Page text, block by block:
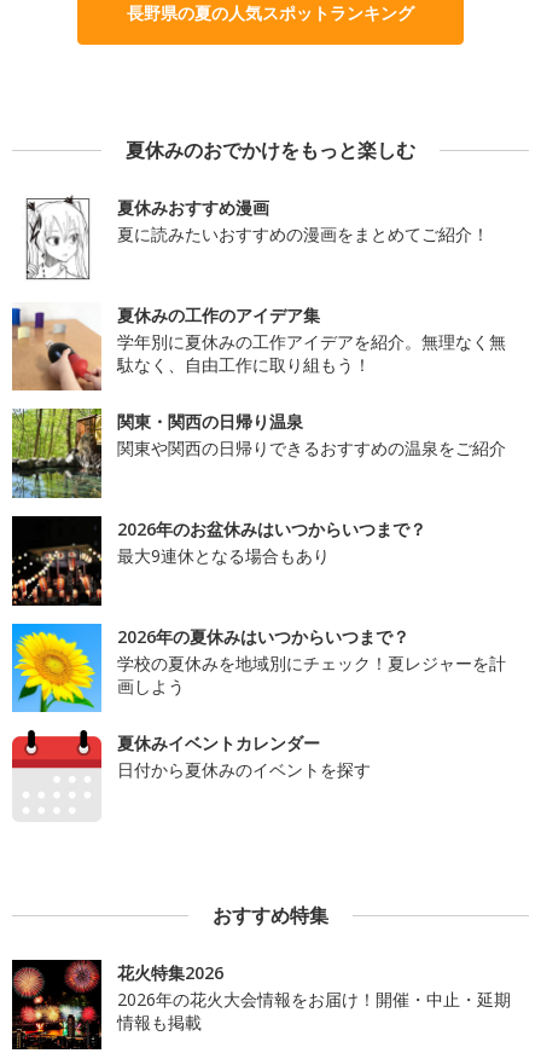
長野県の夏の人気スポットランキング
夏休みのおでかけをもっと楽しむ
夏休みおすすめ漫画
夏に読みたいおすすめの漫画をまとめてご紹介！
夏休みの工作のアイデア集
学年別に夏休みの工作アイデアを紹介。無理なく無
駄なく、自由工作に取り組もう！
関東・関西の日帰り温泉
関東や関西の日帰りできるおすすめの温泉をご紹介
2026年のお盆休みはいつからいつまで？
最大9連休となる場合もあり
2026年の夏休みはいつからいつまで？
学校の夏休みを地域別にチェック！夏レジャーを計
画しよう
夏休みイベントカレンダー
日付から夏休みのイベントを探す
おすすめ特集
花火特集2026
2026年の花火大会情報をお届け！開催・中止・延期
情報も掲載